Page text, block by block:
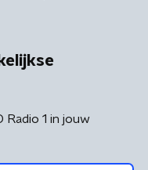
Radio 1 in jouw